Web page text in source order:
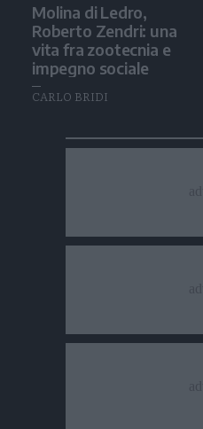
Molina di Ledro,
Roberto Zendri: una
vita fra zootecnia e
impegno sociale
CARLO BRIDI